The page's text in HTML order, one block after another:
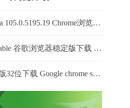
chrome win64 beta 105.0.5195.19 Chrome浏览器beta版下载
Google chrome stable 谷歌浏览器稳定版下载 32位 107.0.5304.122
谷歌浏览器稳定版32位下载 Google chrome stable V104.0.5112.81